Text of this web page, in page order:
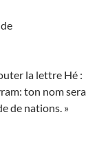
la lettre Hé :
ton nom sera
de nations. »